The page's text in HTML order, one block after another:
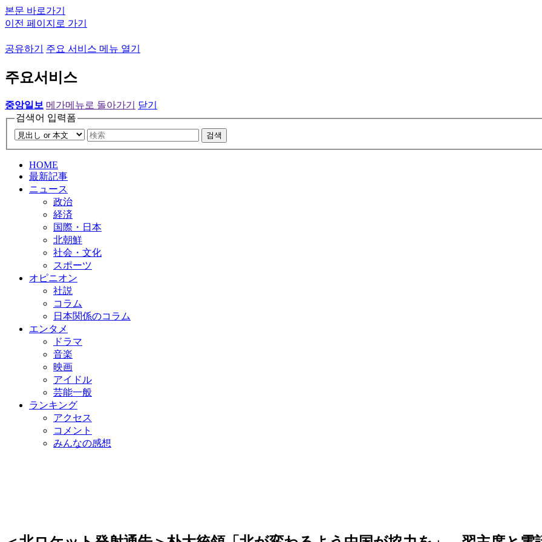
본문 바로가기
이전 페이지로 가기
공유하기 주요 서비스 메뉴 열기
주요서비스
중앙일보 메가메뉴로 돌아가기
닫기
검색어 입력폼
검색
HOME
最新記事
ニュース
政治
経済
国際・日本
北朝鮮
社会・文化
スポーツ
オピニオン
社説
コラム
日本関係のコラム
エンタメ
ドラマ
音楽
映画
アイドル
芸能一般
ランキング
アクセス
コメント
みんなの感想